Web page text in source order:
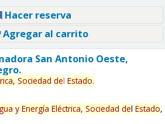
Hacer reserva
Agregar al carrito
San Antonio Oeste,
Sociedad del Estado.
y Energía Eléctrica, Sociedad del Estado,